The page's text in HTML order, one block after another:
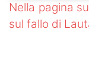
Nella pagina
sul fallo di